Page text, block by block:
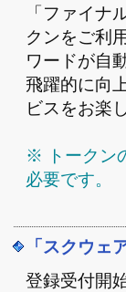
「ファイナ
クンをご利
ワードが自
飛躍的に向
ビスをお楽
※ トークン
必要です。
「スクウェ
登録受付開